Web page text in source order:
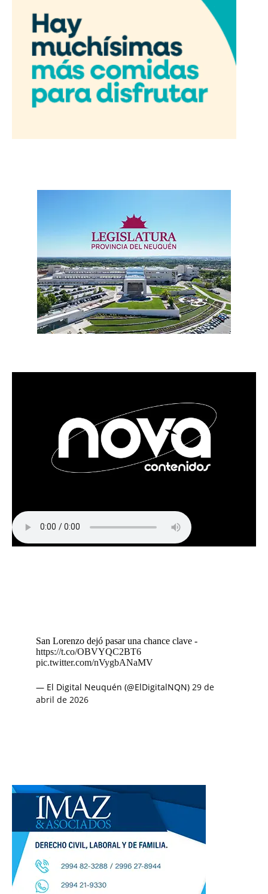
San Lorenzo dejó pasar una chance clave -
https://t.co/OBVYQC2BT6
pic.twitter.com/nVygbANaMV
— El Digital Neuquén (@ElDigitalNQN) 29 de
abril de 2026